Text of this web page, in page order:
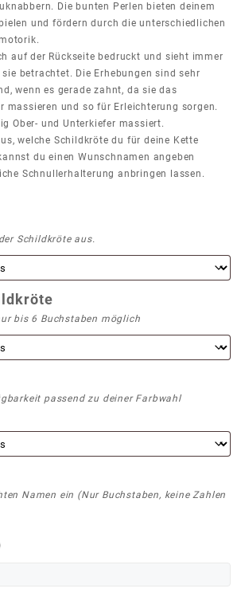
Die bunten Perlen bieten deinem
und fördern durch die unterschiedlichen
auf der Rückseite bedruckt und sieht immer
betrachtet. Die Erhebungen sind sehr
wenn es gerade zahnt, da sie das
massieren und so für Erleichterung sorgen.
Ober- und Unterkiefer massiert.
welche Schildkröte du für deine Kette
du einen Wunschnamen angeben
Schnullerhalterung anbringen lassen.
Schildkröte aus.
bis 6 Buchstaben möglich
passend zu deiner Farbwahl
Namen ein (Nur Buchstaben, keine Zahlen